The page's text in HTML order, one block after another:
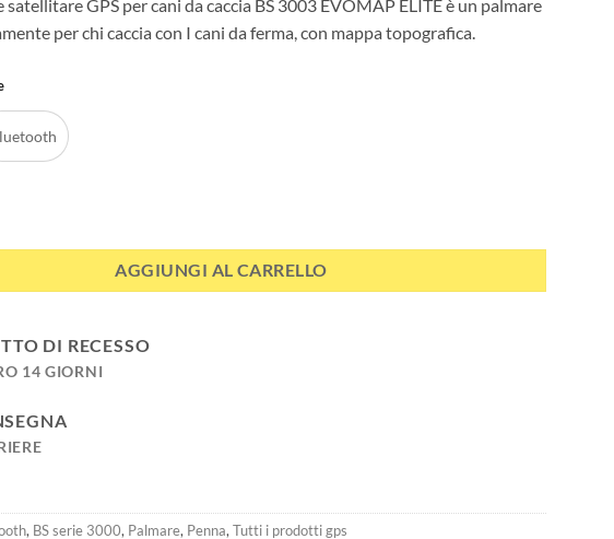
GPS per cani da caccia BS 3003 EVOMAP ELITE è un palmare
per chi caccia con I cani da ferma, con mappa topografica.
AGGIUNGI AL CARRELLO
DI RECESSO
14 GIORNI
, BS serie 3000, Palmare, Penna,Tutti i prodotti gps